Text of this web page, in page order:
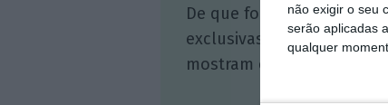
não exigir o seu
serão aplicadas
qualquer
De que forma? Assine o
exclusivas, à opinião que
mostram o outro lado da